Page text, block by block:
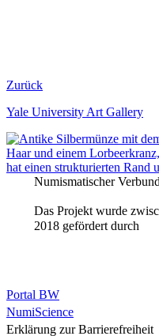
Zurück
Yale University Art Gallery
Numismatischer
Das Projekt wurde
2018 gefördert durch
Portal BW
NumiScience
Erklärung zur Barrierefreiheit